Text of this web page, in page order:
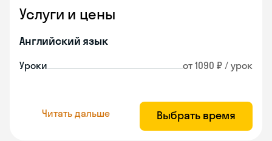
Услуги и цены
Английский язык
Уроки от 1090 ₽ / урок
Читать дальше Выбрать время